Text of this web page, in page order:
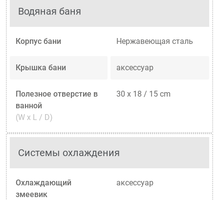
Водяная баня
Корпус бани Нержавеющая сталь
Крышка бани аксессуар
Полезное отверстие в
ванной
(W x L / D)
30 x 18 / 15 cm
Системы охлаждения
Охлаждающий
змеевик
аксессуар